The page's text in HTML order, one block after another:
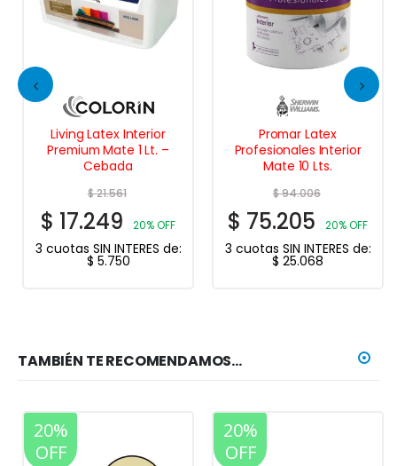
Living Latex Interior
Premium Mate 1 Lt. –
Cebada
$21.561
$ 17.249 20% OFF
3 cuotas SIN INTERES de:
$ 5.750
Promar Latex
Profesionales Interior
Mate 10 Lts.
$94.006
$ 75.205 20% OFF
3 cuotas SIN INTERES de:
$ 25.068
TAMBIÉN TE RECOMENDAMOS…
20%
OFF
20%
OFF